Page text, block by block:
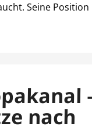
Seine
nach